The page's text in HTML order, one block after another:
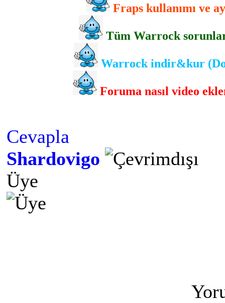
Fraps kullanımı ve
Tüm Warrock
Warrock indir&kur
Foruma nasıl video
Cevapla
Shardovigo
Üye